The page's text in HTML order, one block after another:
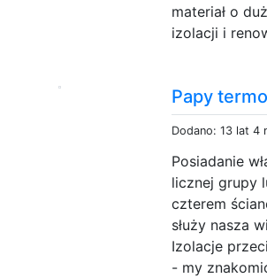
materiał o
izolacji i
Papy
Dodano: 13 lat 4
Posiadanie
licznej grupy
czterem
służy nasza
Izolacje
- my